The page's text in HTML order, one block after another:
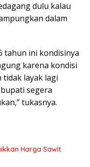
dulu kalau
dalam
tahun ini kondisinya
karena kondisi
layak lagi
segera
tukasnya.
Harga Sawit